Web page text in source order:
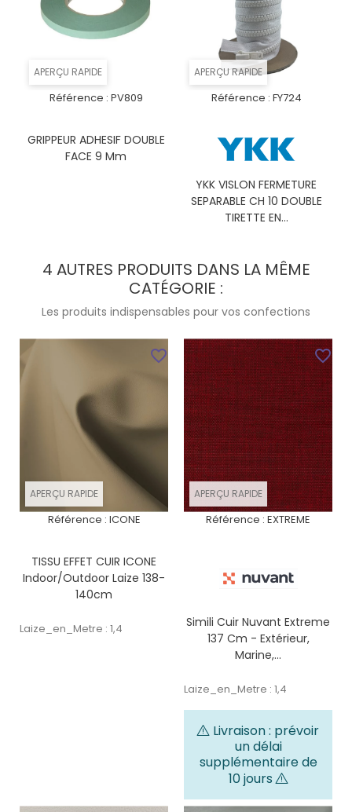
APERÇU RAPIDE
Référence : PV809
GRIPPEUR ADHESIF DOUBLE
FACE 9 Mm
APERÇU RAPIDE
Référence : FY724
YKK VISLON FERMETURE
SEPARABLE CH 10 DOUBLE
TIRETTE EN...
4 AUTRES PRODUITS DANS LA MÊME
CATÉGORIE :
Les produits indispensables pour vos confections
APERÇU RAPIDE
Référence : ICONE
TISSU EFFET CUIR ICONE
Indoor/Outdoor Laize 138-
140cm
Laize_en_Metre : 1,4
favorite_border
APERÇU RAPIDE
Référence : EXTREME
Simili Cuir Nuvant Extreme
137 Cm - Extérieur,
Marine,...
Laize_en_Metre : 1,4
Livraison : prévoir
un délai
supplémentaire de
10 jours
favorite_border